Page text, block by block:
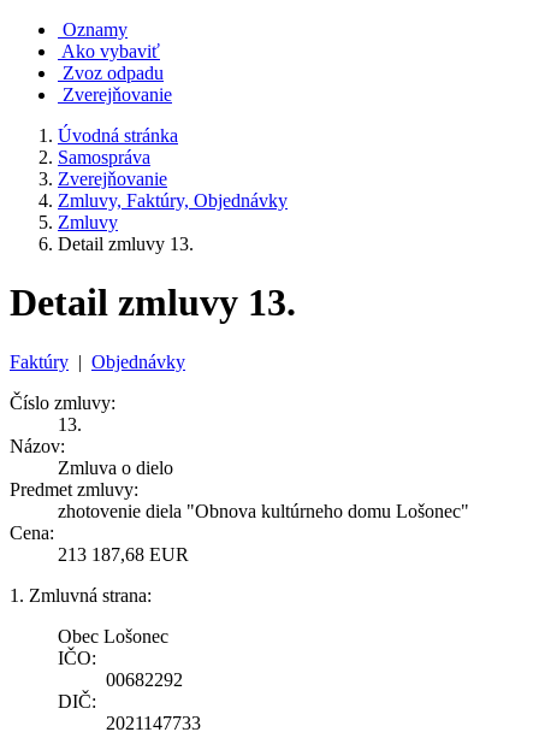
Oznamy
Ako vybaviť
Zvoz odpadu
Zverejňovanie
Úvodná stránka
Samospráva
Zverejňovanie
Zmluvy, Faktúry, Objednávky
Zmluvy
Detail zmluvy 13.
Detail zmluvy 13.
Faktúry | Objednávky
Číslo zmluvy:
13.
Názov:
Zmluva o dielo
Predmet zmluvy:
zhotovenie diela "Obnova kultúrneho domu Lošonec"
Cena:
213 187,68 EUR
1. Zmluvná strana:
Obec Lošonec
IČO:
00682292
DIČ:
2021147733